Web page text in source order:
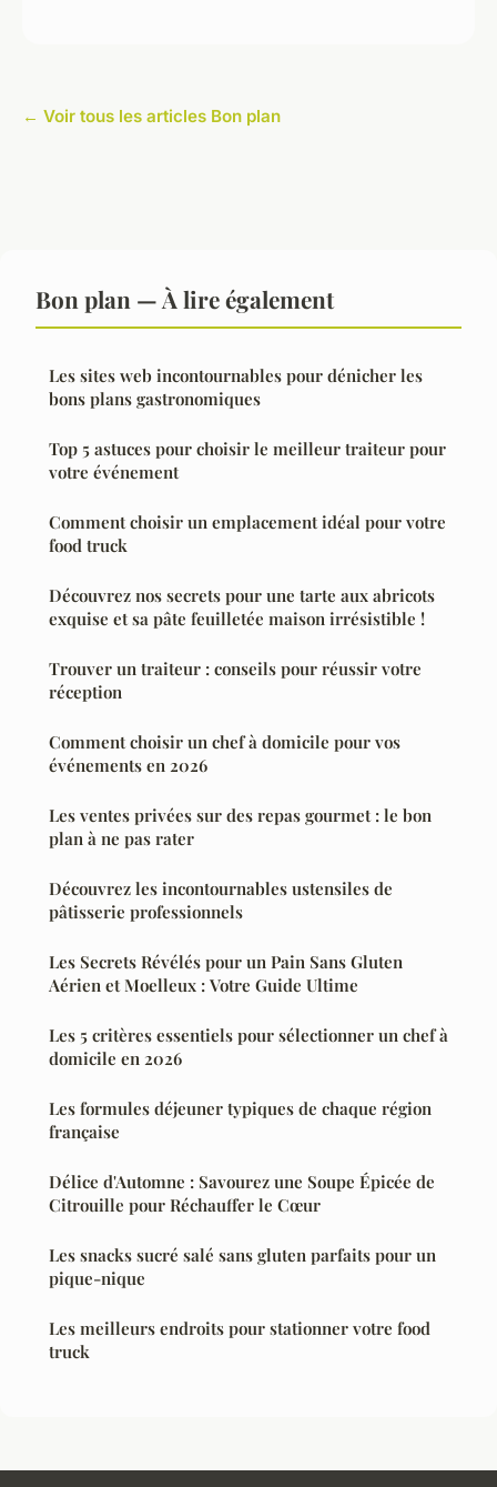
← Voir tous les articles Bon plan
Bon plan — À lire également
Les sites web incontournables pour dénicher les
bons plans gastronomiques
Top 5 astuces pour choisir le meilleur traiteur pour
votre événement
Comment choisir un emplacement idéal pour votre
food truck
Découvrez nos secrets pour une tarte aux abricots
exquise et sa pâte feuilletée maison irrésistible !
Trouver un traiteur : conseils pour réussir votre
réception
Comment choisir un chef à domicile pour vos
événements en 2026
Les ventes privées sur des repas gourmet : le bon
plan à ne pas rater
Découvrez les incontournables ustensiles de
pâtisserie professionnels
Les Secrets Révélés pour un Pain Sans Gluten
Aérien et Moelleux : Votre Guide Ultime
Les 5 critères essentiels pour sélectionner un chef à
domicile en 2026
Les formules déjeuner typiques de chaque région
française
Délice d'Automne : Savourez une Soupe Épicée de
Citrouille pour Réchauffer le Cœur
Les snacks sucré salé sans gluten parfaits pour un
pique-nique
Les meilleurs endroits pour stationner votre food
truck